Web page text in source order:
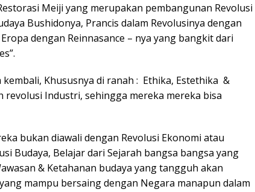
Meiji yang merupakan pembangunan Revolusi
Bushidonya, Prancis dalam Revolusinya dengan
dengan Reinnasance – nya yang bangkit dari
Khususnya di ranah : Ethika, Estethika &
revolusi Industri, sehingga mereka mereka bisa
bukan diawali dengan Revolusi Ekonomi atau
Budaya, Belajar dari Sejarah bangsa bangsa yang
& Ketahanan budaya yang tangguh akan
mampu bersaing dengan Negara manapun dalam